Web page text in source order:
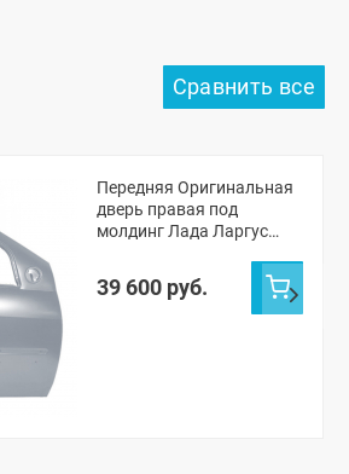
Передняя Оригинальная
дверь правая под
молдинг Лада Ларгус
39 600 руб.